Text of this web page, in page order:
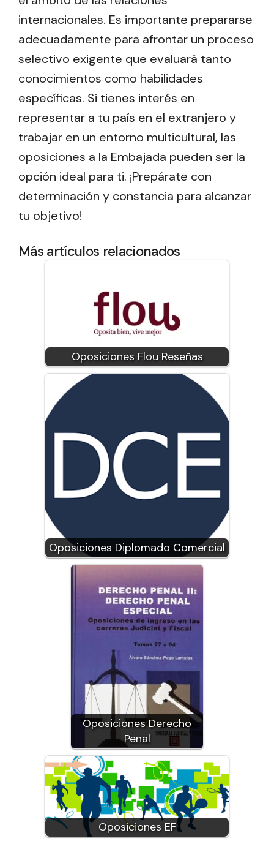
internacionales. Es importante prepararse
adecuadamente para afrontar un proceso
selectivo exigente que evaluará tanto
conocimientos como habilidades
específicas. Si tienes interés en
representar a tu país en el extranjero y
trabajar en un entorno multicultural, las
oposiciones a la Embajada pueden ser la
opción ideal para ti. ¡Prepárate con
determinación y constancia para alcanzar
tu objetivo!
Más artículos relacionados
Oposiciones Flou Reseñas
Oposiciones Diplomado Comercial
Oposiciones Derecho
Penal
Oposiciones EF